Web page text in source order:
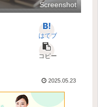
Screenshot
はてブ
コピー
2025.05.23